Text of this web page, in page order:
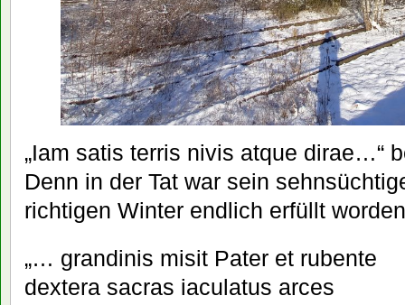
„Iam satis terris nivis atque dirae…“
Denn in der Tat war sein
richtigen Winter endlich erfüllt
„… grandinis misit Pater et rubente
dextera sacras iaculatus arces